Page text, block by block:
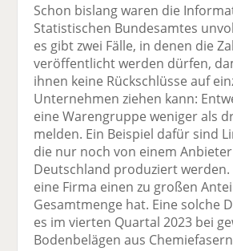
Schon bislang waren die
Statistischen Bundesamtes
es gibt zwei Fälle, in denen die
veröffentlicht werden dürfen,
ihnen keine Rückschlüsse auf
Unternehmen ziehen kann:
eine Warengruppe weniger als
melden. Ein Beispiel dafür sind
die nur noch von einem
Deutschland produziert werden.
eine Firma einen zu großen
Gesamtmenge hat. Eine solche
es im vierten Quartal 2023 bei
Bodenbelägen aus